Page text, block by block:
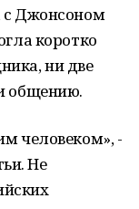
Джонсоном
коротко
ни две
общению.
человеком», -
Не